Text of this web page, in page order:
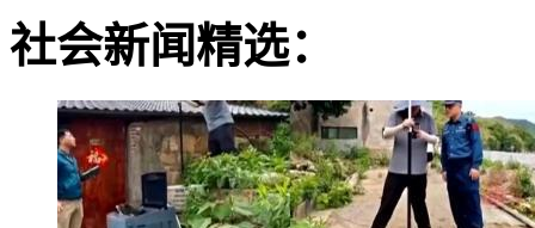
社会新闻精选：